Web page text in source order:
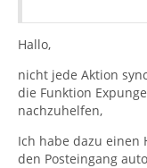
Hallo,
nicht jede Aktion
die Funktion
nachzuhelfen,
Ich habe dazu einen
den Posteingang